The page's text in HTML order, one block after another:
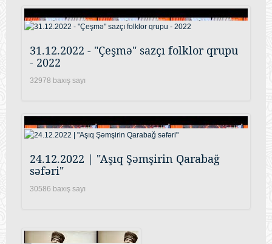
31.12.2022 - "Çeşmə" sazçı folklor qrupu
- 2022
32978 baxış sayı
24.12.2022 | "Aşıq Şəmşirin Qarabağ
səfəri"
30586 baxış sayı